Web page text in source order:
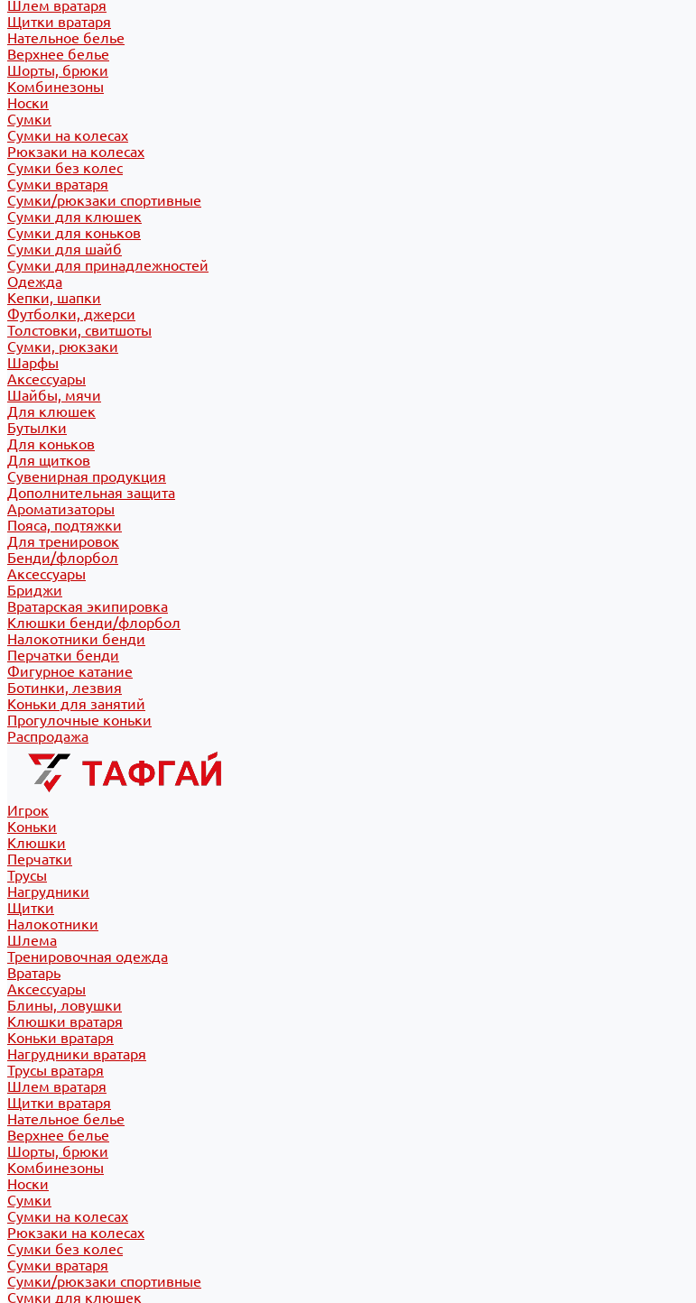
Шлем вратаря
Щитки вратаря
Нательное белье
Верхнее белье
Шорты, брюки
Комбинезоны
Носки
Сумки
Сумки на колесах
Рюкзаки на колесах
Сумки без колес
Сумки вратаря
Сумки/рюкзаки спортивные
Сумки для клюшек
Сумки для коньков
Сумки для шайб
Сумки для принадлежностей
Одежда
Кепки, шапки
Футболки, джерси
Толстовки, свитшоты
Сумки, рюкзаки
Шарфы
Аксессуары
Шайбы, мячи
Для клюшек
Бутылки
Для коньков
Для щитков
Сувенирная продукция
Дополнительная защита
Ароматизаторы
Пояса, подтяжки
Для тренировок
Бенди/флорбол
Аксессуары
Бриджи
Вратарская экипировка
Клюшки бенди/флорбол
Налокотники бенди
Перчатки бенди
Фигурное катание
Ботинки, лезвия
Коньки для занятий
Прогулочные коньки
Распродажа
Игрок
Коньки
Клюшки
Перчатки
Трусы
Нагрудники
Щитки
Налокотники
Шлема
Тренировочная одежда
Вратарь
Аксессуары
Блины, ловушки
Клюшки вратаря
Коньки вратаря
Нагрудники вратаря
Трусы вратаря
Шлем вратаря
Щитки вратаря
Нательное белье
Верхнее белье
Шорты, брюки
Комбинезоны
Носки
Сумки
Сумки на колесах
Рюкзаки на колесах
Сумки без колес
Сумки вратаря
Сумки/рюкзаки спортивные
Сумки для клюшек